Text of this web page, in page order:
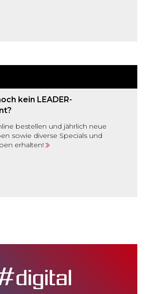
kein LEADER-
bestellen und jährlich neue
sowie diverse Specials und
erhalten!